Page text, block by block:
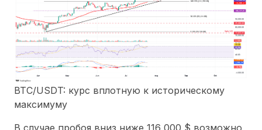
BTC/USDT: курс вплотную к историческому
максимуму